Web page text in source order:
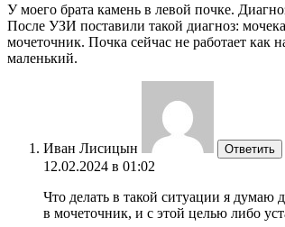
У моего брата камень в левой почке.
После УЗИ поставили такой диагноз:
мочеточник. Почка сейчас не работает как
маленький.
Иван Лисицын Ответить
12.02.2024 в 01:02
Что делать в такой ситуации я
в мочеточник, и с этой целью либо